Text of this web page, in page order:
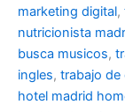
marketing digital,
nutricionista
busca musicos,
ingles, trabajo de
hotel madrid